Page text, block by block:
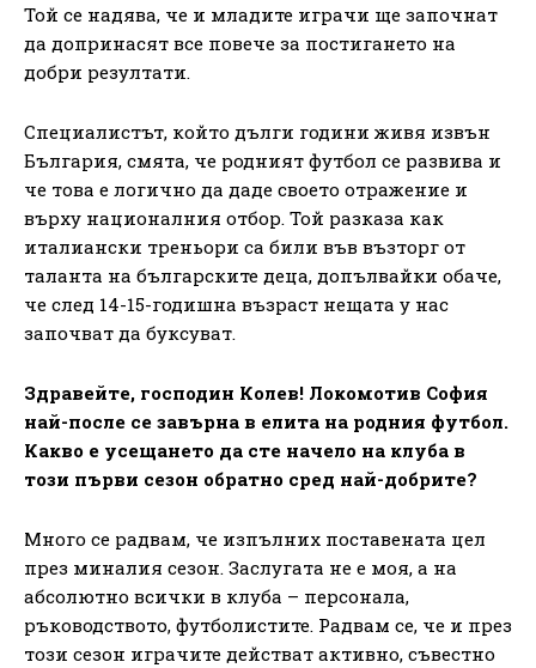
Той се надява, че и младите играчи ще започнат
да допринасят все повече за постигането на
добри резултати.
Специалистът, който дълги години живя извън
България, смята, че родният футбол се развива и
че това е логично да даде своето отражение и
върху националния отбор. Той разказа как
италиански треньори са били във възторг от
таланта на българските деца, допълвайки обаче,
че след 14-15-годишна възраст нещата у нас
започват да буксуват.
Здравейте, господин Колев! Локомотив София
най-после се завърна в елита на родния футбол.
Какво е усещането да сте начело на клуба в
този първи сезон обратно сред най-добрите?
Много се радвам, че изпълних поставената цел
през миналия сезон. Заслугата не е моя, а на
абсолютно всички в клуба – персонала,
ръководството, футболистите. Радвам се, че и през
този сезон играчите действат активно, съвестно